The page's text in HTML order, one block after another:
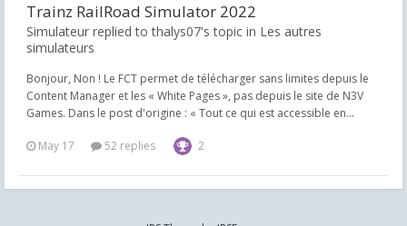
Trainz RailRoad Simulator 2022
Simulateur replied to thalys07's topic in Les autres
simulateurs
Bonjour, Non ! Le FCT permet de télécharger sans limites depuis le
Content Manager et les « White Pages », pas depuis le site de N3V
Games. Dans le post d'origine : « Tout ce qui est accessible en...
May 17 52 replies 2